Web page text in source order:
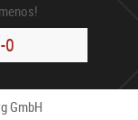
0
GmbH